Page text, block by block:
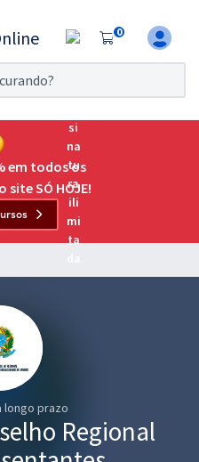
0
7 dias!
o Exame da
principais
em todos os
site SÓ HOJE!
longo prazo
Regional